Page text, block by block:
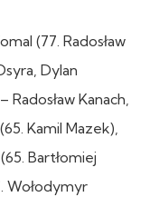
(77. Radosław
Dylan
Kanach,
Kamil Mazek),
Bartłomiej
Wołodymyr